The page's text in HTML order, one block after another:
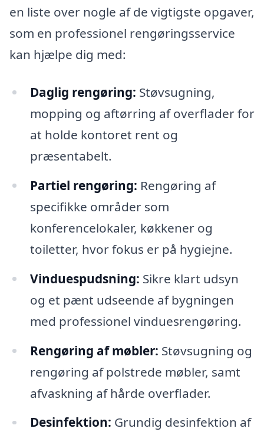
en liste over nogle af de vigtigste opgaver,
som en professionel rengøringsservice
kan hjælpe dig med:
Daglig rengøring: Støvsugning,
mopping og aftørring af overflader for
at holde kontoret rent og
præsentabelt.
Partiel rengøring: Rengøring af
specifikke områder som
konferencelokaler, køkkener og
toiletter, hvor fokus er på hygiejne.
Vinduespudsning: Sikre klart udsyn
og et pænt udseende af bygningen
med professionel vinduesrengøring.
Rengøring af møbler: Støvsugning og
rengøring af polstrede møbler, samt
afvaskning af hårde overflader.
Desinfektion: Grundig desinfektion af